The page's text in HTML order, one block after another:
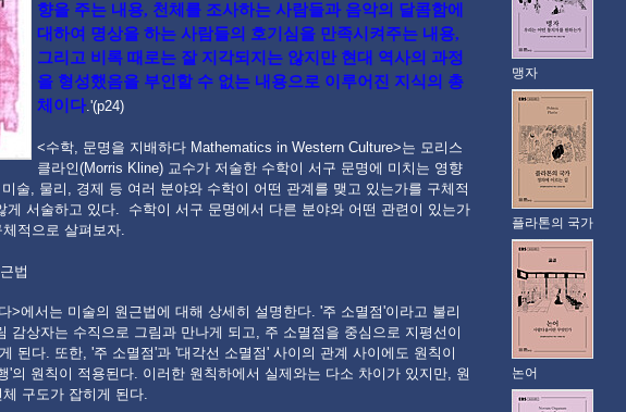
향을 주는 내용, 천체를 조사하는 사람들과 음악의 달콤함에
대하여 명상을 하는 사람들의 호기심을 만족시켜주는 내용,
그리고 비록 때로는 잘 지각되지는 않지만 현대 역사의 과정
을 형성했음을 부인할 수 없는 내용으로 이루어진 지식의 총
체이다.'(p24)
<수학, 문명을 지배하다 Mathematics in Western Culture>는 모리스
클라인(Morris Kline) 교수가 저술한 수학이 서구 문명에 미치는 영향
술, 물리, 경제 등 여러 분야와 수학이 어떤 관계를 맺고 있는가를 구체적
게 서술하고 있다. 수학이 서구 문명에서 다른 분야와 어떤 관련이 있는가
적으로 살펴보자.
법
>에서는 미술의 원근법에 대해 상세히 설명한다. '주 소멸점'이라고 불리
감상자는 수직으로 그림과 만나게 되고, 주 소멸점을 중심으로 지평선이
된다. 또한, '주 소멸점'과 '대각선 소멸점' 사이의 관계 사이에도 원칙이
'의 원칙이 적용된다. 이러한 원칙하에서 실제와는 다소 차이가 있지만, 원
구도가 잡히게 된다.
맹자
플라톤의 국가
논어